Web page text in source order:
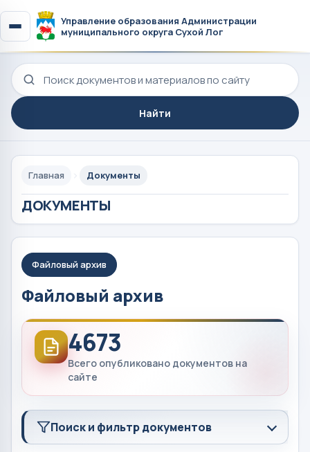
Управление образования Администрации
муниципального округа Сухой Лог
Поиск по сайту
Найти
Главная Документы
ДОКУМЕНТЫ
Файловый архив
Файловый архив
4673
Всего опубликовано документов на
сайте
Поиск и фильтр документов